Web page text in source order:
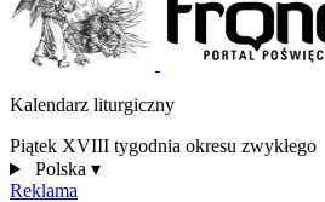
Kalendarz liturgiczny
Piątek XVIII tygodnia okresu zwykłego
Polska ▾
Reklama